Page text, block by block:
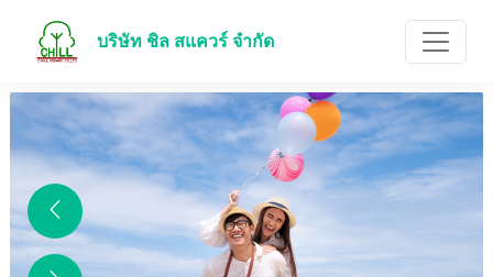
บริษัท ชิล สแควร์ จำกัด